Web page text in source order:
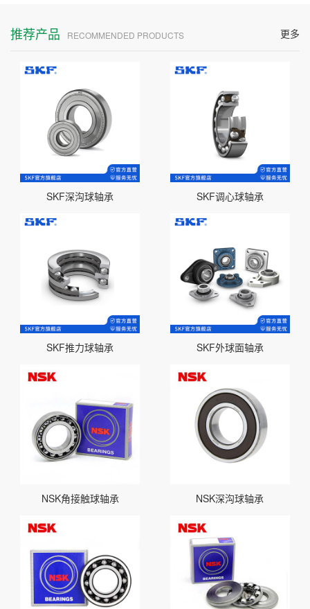
更多
推荐产品 RECOMMENDED PRODUCTS
SKF深沟球轴承 SKF调心球轴承
SKF推力球轴承 SKF外球面轴承
NSK角接触球轴承 NSK深沟球轴承